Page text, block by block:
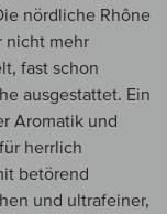
nördliche Rhône
nicht mehr
fast schon
ausgestattet. Ein
Aromatik und
herrlich
betörend
und ultrafeiner,